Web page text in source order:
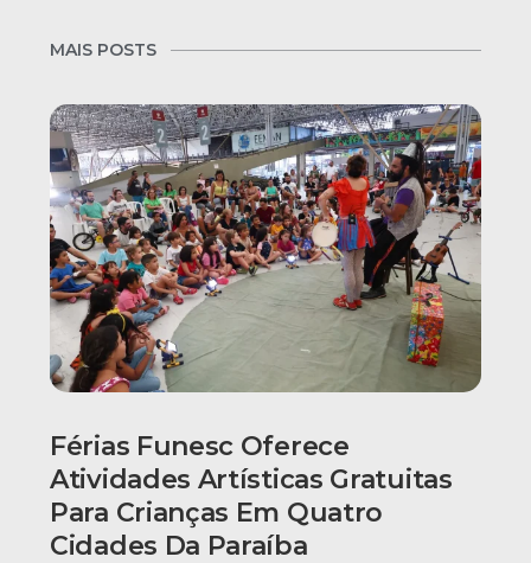
MAIS POSTS
Férias Funesc Oferece
Atividades Artísticas Gratuitas
Para Crianças Em Quatro
Cidades Da Paraíba